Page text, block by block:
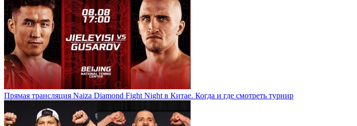
Прямая трансляция Naiza Diamond Fight Night в Китае. Когда и где смотреть турнир